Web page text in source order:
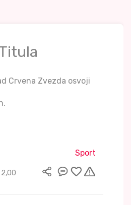
Crvena Zvezda osvoji
Sport
2,00